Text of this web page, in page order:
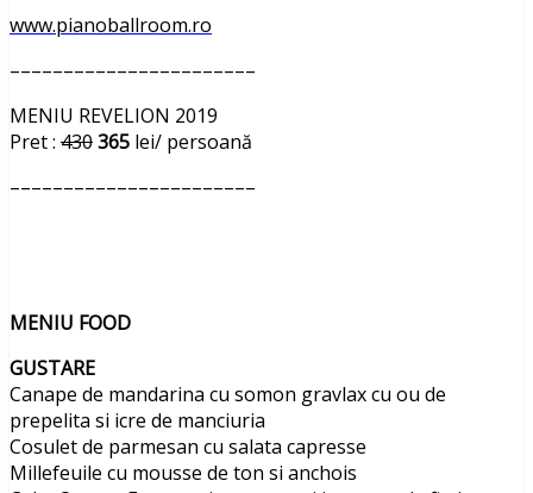
www.pianoballroom.ro
–––––––––––––––––––––––
MENIU REVELION 2019
Pret : 430365 lei/ persoană
–––––––––––––––––––––––
MENIU FOOD
GUSTARE
Canape de mandarina cu somon gravlax cu ou de
prepelita si icre de manciuria
Cosulet de parmesan cu salata capresse
Millefeuile cu mousse de ton si anchois